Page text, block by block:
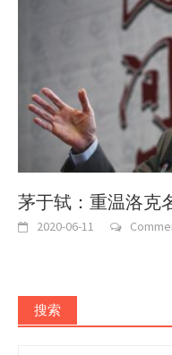
茅于轼：重温洛克
2020-06-11
搜索